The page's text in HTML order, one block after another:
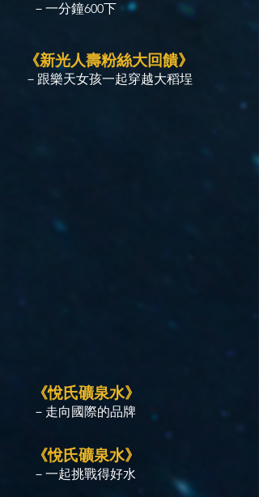
－一分鐘600下
《新光人壽粉絲大回饋》
－跟樂天女孩一起穿越大稻埕
《悅氏礦泉水》
－走向國際的品牌
《悅氏礦泉水》
－一起挑戰得好水